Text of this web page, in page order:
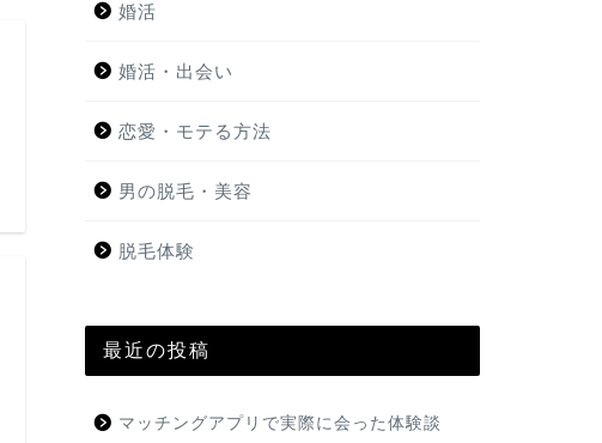
婚活
婚活・出会い
恋愛・モテる方法
男の脱毛・美容
脱毛体験
最近の投稿
マッチングアプリで実際に会った体験談